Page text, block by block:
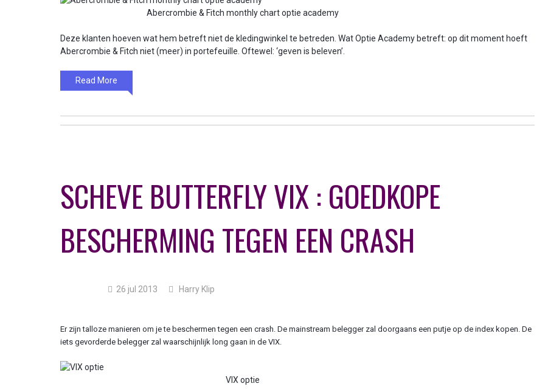
Abercrombie & Fitch monthly chart optie academy
Deze klanten hoeven wat hem betreft niet de kledingwinkel te betreden. Wat Optie Academy betreft: op dit moment hoeft
Abercrombie & Fitch niet (meer) in portefeuille. Oftewel: ‘geven is beleven’.
Read More
SCHEVE BUTTERFLY VIX : GOEDKOPE
BESCHERMING TEGEN EEN CRASH
26 jul 2013 Harry Klip
Er zijn talloze manieren om je te beschermen tegen een crash. De mainstream belegger zal doorgaans een putje op de index kopen. De
iets gevorderde belegger zal waarschijnlijk long gaan in de VIX.
VIX optie